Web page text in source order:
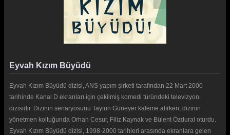
GENÇLİK
DİZİ HABERLERİ
Eyvah Kızım Büyüdü
Eyvah Kızım Büyüdü dizisi, ANS yapım şirketi tarafından 22 Mart 2000
tarihinde Kanal D ekranları için çekilmiş komedi türündeki televizyon
dizisidir. Dizinin senaryosunu Tayfun Güneyer kaleme alırken, dizinin
yönetmen koltuğunda Orhan Cesur, Filiz Kaynak ve Bülent Özdural oturdu.
Eyvah Kızım Büyüdü dizisi, 1998-2000 tarihleri arasında ekranlara gelen